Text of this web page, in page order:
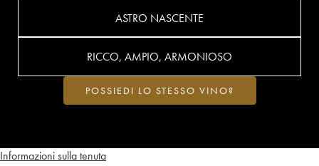
Informazioni sulla tenuta
ASTRO NASCENTE
RICCO, AMPIO, ARMONIOSO
POSSIEDI LO STESSO VINO?